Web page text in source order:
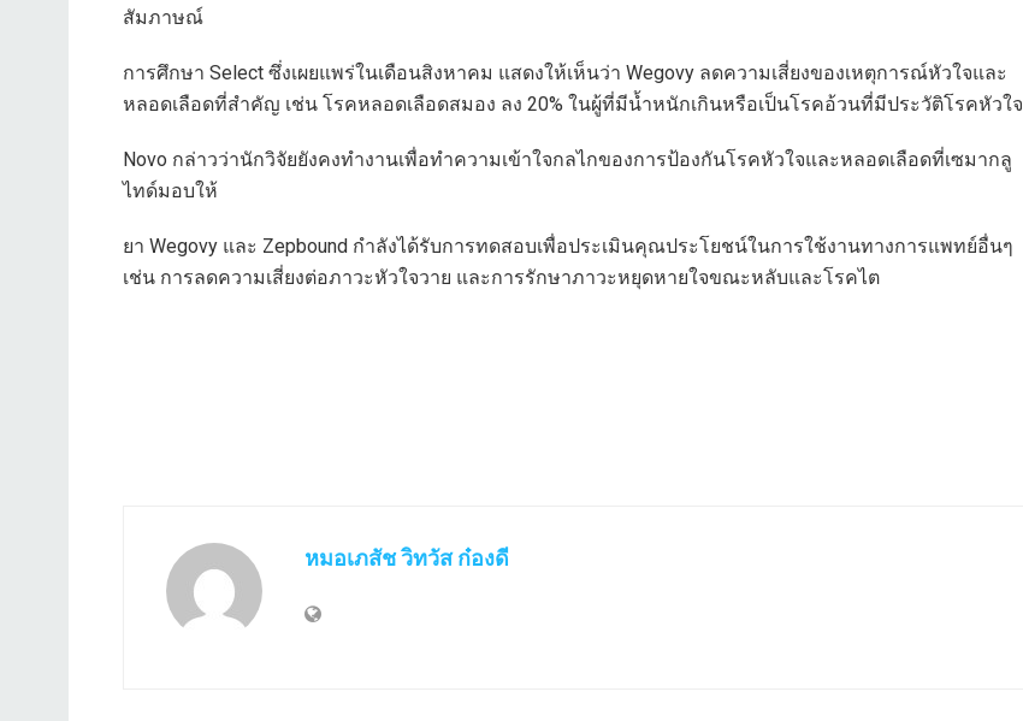
สัมภาษณ์
การศึกษา Select ซึ่งเผยแพร่ในเดือนสิงหาคม แสดงให้เห็นว่า Wegovy ลดความเสี่ยงของเหตุการณ์หัวใจและ
หลอดเลือดที่สำคัญ เช่น โรคหลอดเลือดสมอง ลง 20% ในผู้ที่มีน้ำหนักเกินหรือเป็นโรคอ้วนที่มีประวัติโรคหัวใจ
Novo กล่าวว่านักวิจัยยังคงทำงานเพื่อทำความเข้าใจกลไกของการป้องกันโรคหัวใจและหลอดเลือดที่เซมากลู
ไทด์มอบให้
ยา Wegovy และ Zepbound กำลังได้รับการทดสอบเพื่อประเมินคุณประโยชน์ในการใช้งานทางการแพทย์อื่นๆ
เช่น การลดความเสี่ยงต่อภาวะหัวใจวาย และการรักษาภาวะหยุดหายใจขณะหลับและโรคไต
หมอเภสัช วิทวัส ก๋องดี